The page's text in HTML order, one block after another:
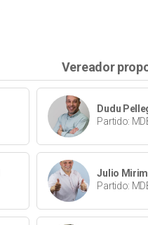
Vereador
Dudu
Partido:
Julio Mirim
Partido: